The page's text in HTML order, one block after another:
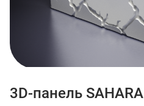
3D-панель SAHARA